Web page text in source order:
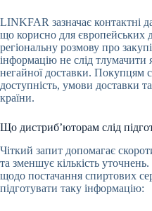
LINKFAR зазначає контактні
що корисно для європейських
регіональну розмову про
інформацію не слід тлумачити
негайної доставки. Покупцям
доступність, умови доставки
країни.
Що дистриб’юторам слід
Чіткий запит допомагає
та зменшує кількість
щодо постачання спиртових
підготувати таку інформацію: